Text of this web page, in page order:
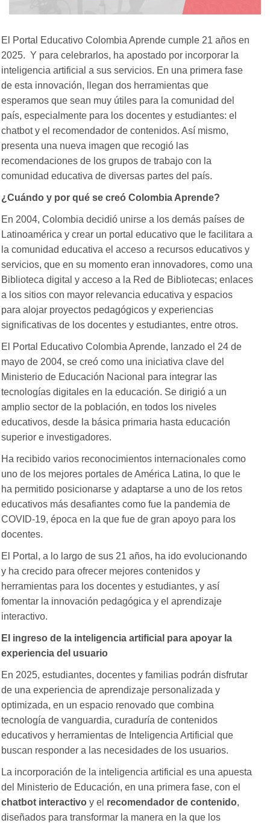
El Portal Educativo Colombia Aprende cumple 21 años en
2025. Y para celebrarlos, ha apostado por incorporar la
inteligencia artificial a sus servicios. En una primera fase
de esta innovación, llegan dos herramientas que
esperamos que sean muy útiles para la comunidad del
país, especialmente para los docentes y estudiantes: el
chatbot y el recomendador de contenidos. Así mismo,
presenta una nueva imagen que recogió las
recomendaciones de los grupos de trabajo con la
comunidad educativa de diversas partes del país.
¿Cuándo y por qué se creó Colombia Aprende?
En 2004, Colombia decidió unirse a los demás países de
Latinoamérica y crear un portal educativo que le facilitara a
la comunidad educativa el acceso a recursos educativos y
servicios, que en su momento eran innovadores, como una
Biblioteca digital y acceso a la Red de Bibliotecas; enlaces
a los sitios con mayor relevancia educativa y espacios
para alojar proyectos pedagógicos y experiencias
significativas de los docentes y estudiantes, entre otros.
El Portal Educativo Colombia Aprende, lanzado el 24 de
mayo de 2004, se creó como una iniciativa clave del
Ministerio de Educación Nacional para integrar las
tecnologías digitales en la educación. Se dirigió a un
amplio sector de la población, en todos los niveles
educativos, desde la básica primaria hasta educación
superior e investigadores.
Ha recibido varios reconocimientos internacionales como
uno de los mejores portales de América Latina, lo que le
ha permitido posicionarse y adaptarse a uno de los retos
educativos más desafiantes como fue la pandemia de
COVID-19, época en la que fue de gran apoyo para los
docentes.
El Portal, a lo largo de sus 21 años, ha ido evolucionando
y ha crecido para ofrecer mejores contenidos y
herramientas para los docentes y estudiantes, y así
fomentar la innovación pedagógica y el aprendizaje
interactivo.
El ingreso de la inteligencia artificial para apoyar la
experiencia del usuario
En 2025, estudiantes, docentes y familias podrán disfrutar
de una experiencia de aprendizaje personalizada y
optimizada, en un espacio renovado que combina
tecnología de vanguardia, curaduría de contenidos
educativos y herramientas de Inteligencia Artificial que
buscan responder a las necesidades de los usuarios.
La incorporación de la inteligencia artificial es una apuesta
del Ministerio de Educación, en una primera fase, con el
chatbot interactivo y el recomendador de contenido,
diseñados para transformar la manera en la que los